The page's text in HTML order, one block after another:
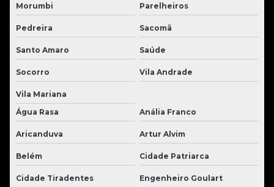
Morumbi Parelheiros
Pedreira Sacomã
Santo Amaro Saúde
Socorro Vila Andrade
Vila Mariana
Água Rasa
Anália Franco
Aricanduva Artur Alvim
Belém Cidade Patriarca
Cidade Tiradentes Engenheiro Goulart